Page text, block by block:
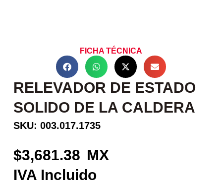
FICHA TÉCNICA
RELEVADOR DE ESTADO
SOLIDO DE LA CALDERA
SKU: 003.017.1735
3,681.38